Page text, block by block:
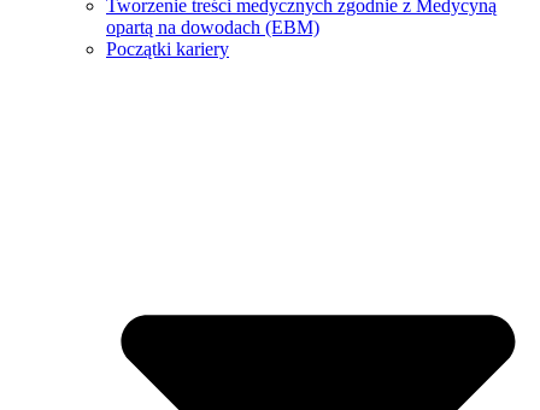
Tworzenie treści medycznych zgodnie z Medycyną
opartą na dowodach (EBM)
Początki kariery